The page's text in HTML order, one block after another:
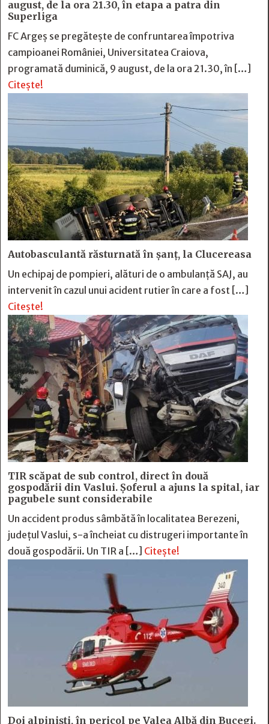
august, de la ora 21.30, în etapa a patra din
Superliga
FC Argeș se pregătește de confruntarea împotriva
campioanei României, Universitatea Craiova,
programată duminică, 9 august, de la ora 21.30, în […]
Citește!
Autobasculantă răsturnată în șanț, la Clucereasa
Un echipaj de pompieri, alături de o ambulanță SAJ, au
intervenit în cazul unui acident rutier în care a fost […]
Citește!
TIR scăpat de sub control, direct în două
gospodării din Vaslui. Șoferul a ajuns la spital, iar
pagubele sunt considerabile
Un accident produs sâmbătă în localitatea Berezeni,
județul Vaslui, s-a încheiat cu distrugeri importante în
două gospodării. Un TIR a […] Citește!
Doi alpiniști, în pericol pe Valea Albă din Bucegi.